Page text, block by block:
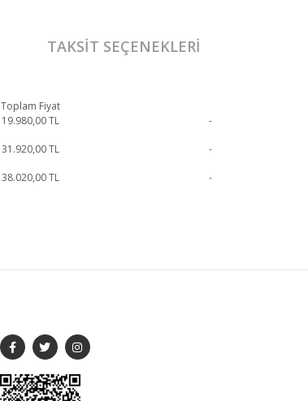
TAKSIT SEÇENEKLERI
Toplam Fiyat
19.980,00TL -
31.920,00TL -
38.020,00TL -